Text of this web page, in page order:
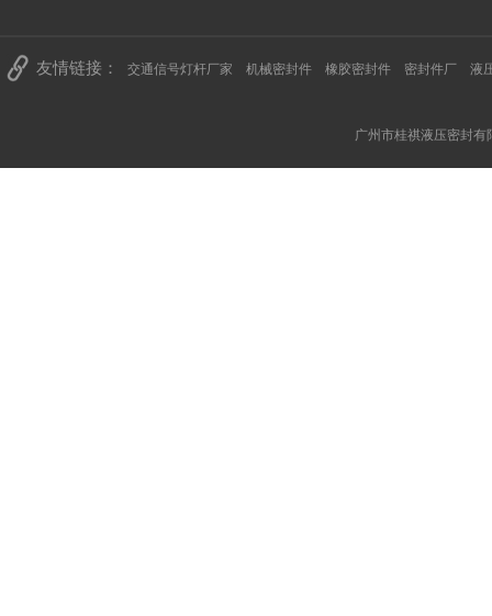
友情链接： 交通信号灯杆厂家 机械密封件 橡胶密封件 密封件厂 液
广州市桂祺液压密封有